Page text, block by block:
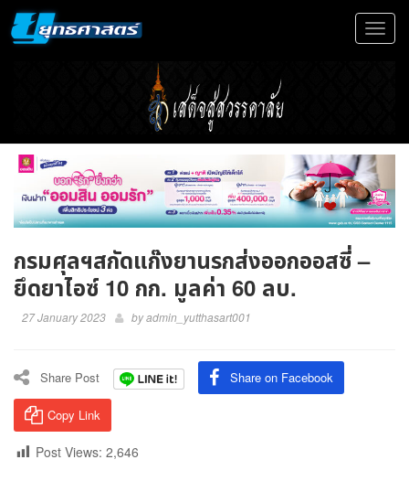
Toggle
กรมศุลฯสกัดแก๊งยานรกส่งออกออสซี่ –
ยึดยาไอซ์ 10 กก. มูลค่า 60 ลบ.
27 January 2023 byadmin_yutthasart001
Share Post Share on Facebook
Copy Link
Post Views: 2,646